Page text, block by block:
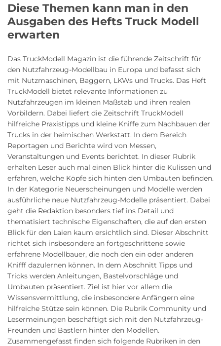
Diese Themen kann man in den
Ausgaben des Hefts Truck Modell
erwarten
Das TruckModell Magazin ist die führende Zeitschrift für
den Nutzfahrzeug-Modellbau in Europa und befasst sich
mit Nutzmaschinen, Baggern, LKWs und Trucks. Das Heft
TruckModell bietet relevante Informationen zu
Nutzfahrzeugen im kleinen Maßstab und ihren realen
Vorbildern. Dabei liefert die Zeitschrift TruckModell
hilfreiche Praxistipps und kleine Kniffe zum Nachbauen der
Trucks in der heimischen Werkstatt. In dem Bereich
Reportagen und Berichte wird von Messen,
Veranstaltungen und Events berichtet. In dieser Rubrik
erhalten Leser auch mal einen Blick hinter die Kulissen und
erfahren, welche Köpfe sich hinten den Umbauten befinden.
In der Kategorie Neuerscheinungen und Modelle werden
ausführliche neue Nutzfahrzeug-Modelle präsentiert. Dabei
geht die Redaktion besonders tief ins Detail und
thematisiert technische Eigenschaften, die auf den ersten
Blick für den Laien kaum ersichtlich sind. Dieser Abschnitt
richtet sich insbesondere an fortgeschrittene sowie
erfahrene Modellbauer, die noch den ein oder anderen
Knifff dazulernen können. In dem Abschnitt Tipps und
Tricks werden Anleitungen, Bastelvorschläge und
Umbauten präsentiert. Ziel ist hier vor allem die
Wissensvermittlung, die insbesondere Anfängern eine
hilfreiche Stütze sein können. Die Rubrik Community und
Lesermeinungen beschäftigt sich mit den Nutzfahrzeug-
Freunden und Bastlern hinter den Modellen.
Zusammengefasst finden sich folgende Rubriken in den